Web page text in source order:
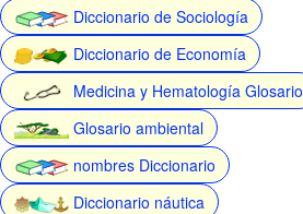
Diccionario de Sociología
Diccionario de Economía
Medicina y Hematología Glosario
Glosario ambiental
nombres Diccionario
Diccionario náutica